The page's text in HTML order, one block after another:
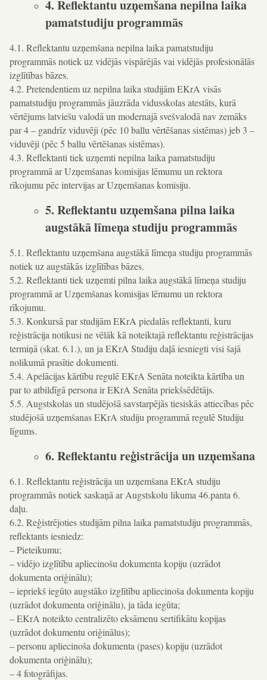
4. Reflektantu uzņemšana nepilna laika
pamatstudiju programmās
4.1. Reflektantu uzņemšana nepilna laika pamatstudiju
programmās notiek uz vidējās vispārējās vai vidējās profesionālās
izglītības bāzes.
4.2. Pretendentiem uz nepilna laika studijām EKrA visās
pamatstudiju programmās jāuzrāda vidusskolas atestāts, kurā
vērtējums latviešu valodā un modernajā svešvalodā nav zemāks
par 4 – gandrīz viduvēji (pēc 10 ballu vērtēšanas sistēmas) jeb 3 –
viduvēji (pēc 5 ballu vērtēšanas sistēmas).
4.3. Reflektanti tiek uzņemti nepilna laika pamatstudiju
programmā ar Uzņemšanas komisijas lēmumu un rektora
rīkojumu pēc intervijas ar Uzņemšanas komisiju.
5. Reflektantu uzņemšana pilna laika
augstākā līmeņa studiju programmās
5.1. Reflektantu uzņemšana augstākā līmeņa studiju programmās
notiek uz augstākās izglītības bāzes.
5.2. Reflektanti tiek uzņemti pilna laika augstākā līmeņa studiju
programmā ar Uzņemšanas komisijas lēmumu un rektora
rīkojumu.
5.3. Konkursā par studijām EKrA piedalās reflektanti, kuru
reģistrācija notikusi ne vēlāk kā noteiktajā reflektantu reģistrācijas
termiņā (skat. 6.1.), un ja EKrA Studiju daļā iesniegti visi šajā
nolikumā prasītie dokumenti.
5.4. Apelācijas kārtību regulē EKrA Senāta noteikta kārtība un
par to atbildīgā persona ir EKrA Senāta priekšsēdētājs.
5.5. Augstskolas un studējošā savstarpējās tiesiskās attiecības pēc
studējošā uzņemšanas EKrA studiju programmā regulē Studiju
līgums.
6. Reflektantu reģistrācija un uzņemšana
6.1. Reflektantu reģistrācija un uzņemšana EKrA studiju
programmās notiek saskaņā ar Augstskolu likuma 46.panta 6.
daļu.
6.2. Reģistrējoties studijām pilna laika pamatstudiju programmās,
reflektants iesniedz:
– Pieteikumu;
– vidējo izglītību apliecinošu dokumenta kopiju (uzrādot
dokumenta oriģinālu);
– iepriekš iegūto augstāko izglītību apliecinoša dokumenta kopiju
(uzrādot dokumenta oriģinālu), ja tāda iegūta;
– EKrA noteikto centralizēto eksāmenu sertifikātu kopijas
(uzrādot dokumentu oriģinālus);
– personu apliecinoša dokumenta (pases) kopiju (uzrādot
dokumenta oriģinālu);
– 4 fotogrāfijas.